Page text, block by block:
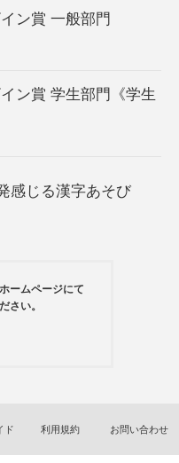
ン賞 一般部門
ン賞 学生部門《学生
感じる漢字あそび
ームページにて
さい。
ド 利用規約 お問い合わせ